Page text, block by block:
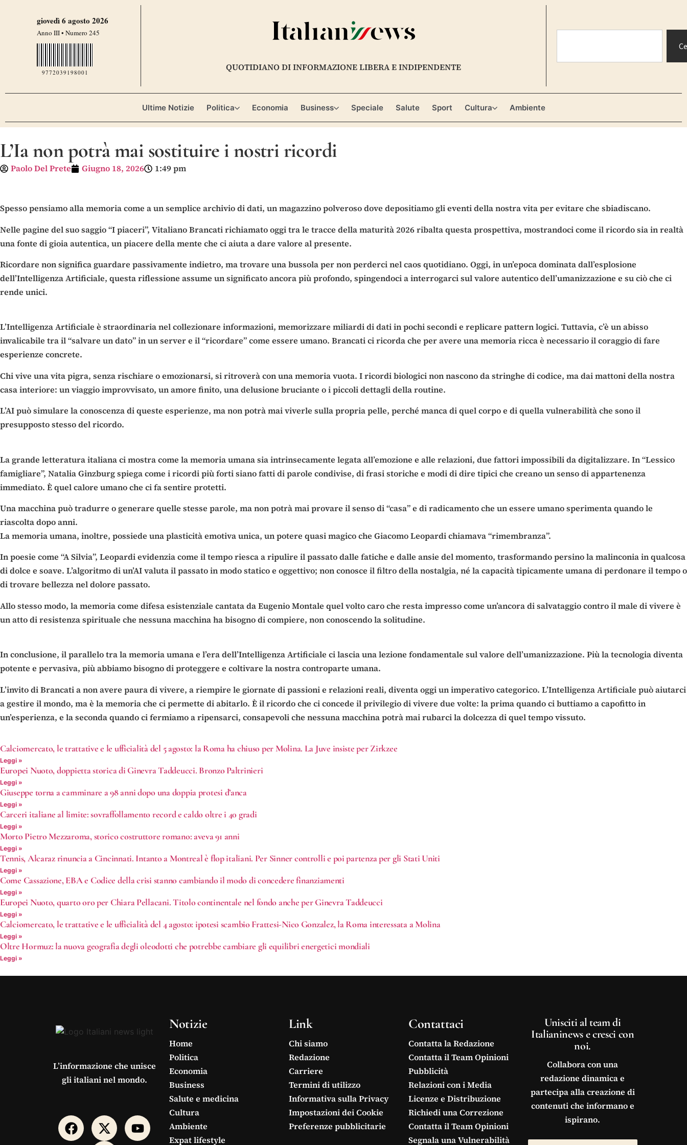
giovedì 6 agosto 2026
Anno III • Numero 245
9772039198001 QUOTIDIANO DI INFORMAZIONE LIBERA E INDIPENDENTE
Ultime Notizie Politica Economia Business Speciale Salute Sport Cultura Ambiente
L’Ia non potrà mai sostituire i nostri ricordi
Paolo Del Prete Giugno 18, 2026 1:49 pm
Spesso pensiamo alla memoria come a un semplice archivio di dati, un magazzino polveroso dove depositiamo gli eventi della nostra vita per evitare che sbiadiscano.
Nelle pagine del suo saggio “I piaceri”, Vitaliano Brancati richiamato oggi tra le tracce della maturità 2026 ribalta questa prospettiva, mostrandoci come il ricordo sia in realtà
una fonte di gioia autentica, un piacere della mente che ci aiuta a dare valore al presente.
Ricordare non significa guardare passivamente indietro, ma trovare una bussola per non perderci nel caos quotidiano. Oggi, in un’epoca dominata dall’esplosione
dell’Intelligenza Artificiale, questa riflessione assume un significato ancora più profondo, spingendoci a interrogarci sul valore autentico dell’umanizzazione e su ciò che ci
rende unici.
L’Intelligenza Artificiale è straordinaria nel collezionare informazioni, memorizzare miliardi di dati in pochi secondi e replicare pattern logici. Tuttavia, c’è un abisso
invalicabile tra il “salvare un dato” in un server e il “ricordare” come essere umano. Brancati ci ricorda che per avere una memoria ricca è necessario il coraggio di fare
esperienze concrete.
Chi vive una vita pigra, senza rischiare o emozionarsi, si ritroverà con una memoria vuota. I ricordi biologici non nascono da stringhe di codice, ma dai mattoni della nostra
casa interiore: un viaggio improvvisato, un amore finito, una delusione bruciante o i piccoli dettagli della routine.
L’AI può simulare la conoscenza di queste esperienze, ma non potrà mai viverle sulla propria pelle, perché manca di quel corpo e di quella vulnerabilità che sono il
presupposto stesso del ricordo.
La grande letteratura italiana ci mostra come la memoria umana sia intrinsecamente legata all’emozione e alle relazioni, due fattori impossibili da digitalizzare. In “Lessico
famigliare”, Natalia Ginzburg spiega come i ricordi più forti siano fatti di parole condivise, di frasi storiche e modi di dire tipici che creano un senso di appartenenza
immediato. È quel calore umano che ci fa sentire protetti.
Una macchina può tradurre o generare quelle stesse parole, ma non potrà mai provare il senso di “casa” e di radicamento che un essere umano sperimenta quando le
riascolta dopo anni.
La memoria umana, inoltre, possiede una plasticità emotiva unica, un potere quasi magico che Giacomo Leopardi chiamava “rimembranza”.
In poesie come “A Silvia”, Leopardi evidenzia come il tempo riesca a ripulire il passato dalle fatiche e dalle ansie del momento, trasformando persino la malinconia in qualcosa
di dolce e soave. L’algoritmo di un’AI valuta il passato in modo statico e oggettivo; non conosce il filtro della nostalgia, né la capacità tipicamente umana di perdonare il tempo o
di trovare bellezza nel dolore passato.
Allo stesso modo, la memoria come difesa esistenziale cantata da Eugenio Montale quel volto caro che resta impresso come un’ancora di salvataggio contro il male di vivere è
un atto di resistenza spirituale che nessuna macchina ha bisogno di compiere, non conoscendo la solitudine.
In conclusione, il parallelo tra la memoria umana e l’era dell’Intelligenza Artificiale ci lascia una lezione fondamentale sul valore dell’umanizzazione. Più la tecnologia diventa
potente e pervasiva, più abbiamo bisogno di proteggere e coltivare la nostra controparte umana.
L’invito di Brancati a non avere paura di vivere, a riempire le giornate di passioni e relazioni reali, diventa oggi un imperativo categorico. L’Intelligenza Artificiale può aiutarci
a gestire il mondo, ma è la memoria che ci permette di abitarlo. È il ricordo che ci concede il privilegio di vivere due volte: la prima quando ci buttiamo a capofitto in
un’esperienza, e la seconda quando ci fermiamo a ripensarci, consapevoli che nessuna macchina potrà mai rubarci la dolcezza di quel tempo vissuto.
Calciomercato, le trattative e le ufficialità del 5 agosto: la Roma ha chiuso per Molina. La Juve insiste per Zirkzee
Leggi »
Europei Nuoto, doppietta storica di Ginevra Taddeucci. Bronzo Paltrinieri
Leggi »
Giuseppe torna a camminare a 98 anni dopo una doppia protesi d’anca
Leggi »
Carceri italiane al limite: sovraffollamento record e caldo oltre i 40 gradi
Leggi »
Morto Pietro Mezzaroma, storico costruttore romano: aveva 91 anni
Leggi »
Tennis, Alcaraz rinuncia a Cincinnati. Intanto a Montreal è flop italiani. Per Sinner controlli e poi partenza per gli Stati Uniti
Leggi »
Come Cassazione, EBA e Codice della crisi stanno cambiando il modo di concedere finanziamenti
Leggi »
Europei Nuoto, quarto oro per Chiara Pellacani. Titolo continentale nel fondo anche per Ginevra Taddeucci
Leggi »
Calciomercato, le trattative e le ufficialità del 4 agosto: ipotesi scambio Frattesi-Nico Gonzalez, la Roma interessata a Molina
Leggi »
Oltre Hormuz: la nuova geografia degli oleodotti che potrebbe cambiare gli equilibri energetici mondiali
Leggi »
L’informazione che unisce
gli italiani nel mondo.
Notizie
Home
Politica
Economia
Business
Salute e medicina
Cultura
Ambiente
Expat lifestyle
Link
Chi siamo
Redazione
Carriere
Termini di utilizzo
Informativa sulla Privacy
Impostazioni dei Cookie
Preferenze pubblicitarie
Contattaci
Contatta la Redazione
Contatta il Team Opinioni
Pubblicità
Relazioni con i Media
Licenze e Distribuzione
Richiedi una Correzione
Contatta il Team Opinioni
Segnala una Vulnerabilità
Unisciti al team di
Italianinews e cresci con
noi.
Collabora con una
redazione dinamica e
partecipa alla creazione di
contenuti che informano e
ispirano.